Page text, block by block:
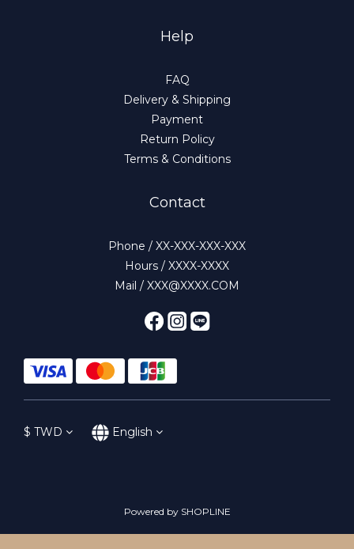
Help
FAQ
Delivery & Shipping
Payment
Return Policy
Terms & Conditions
Contact
Phone / XX-XXX-XXX-XXX
Hours / XXXX-XXXX
Mail / XXX@XXXX.COM
$ TWD English
Powered by SHOPLINE